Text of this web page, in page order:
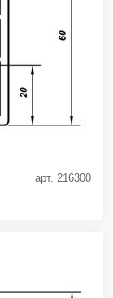
арт. 216300